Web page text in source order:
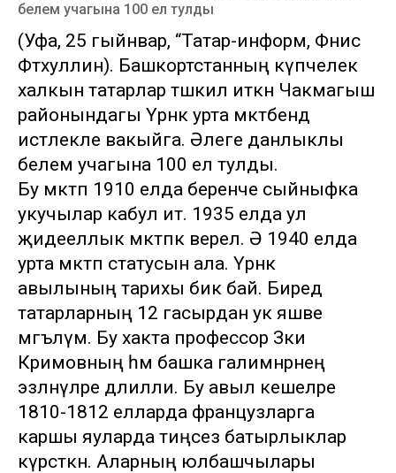
белем учагына 100 ел тулды
(Уфа, 25 гыйнвар, “Татар-информ, Фәнис
Фәтхуллин). Башкортстанның күпчелек
халкын татарлар тәшкил иткән Чакмагыш
районындагы Үрнәк урта мәктәбендә
истәлекле вакыйга. Әлеге данлыклы
белем учагына 100 ел тулды.
Бу мәктәп 1910 елда беренче сыйныфка
укучылар кабул итә. 1935 елда ул
җидееллык мәктәпкә әверелә. Ә 1940 елда
урта мәктәп статусын ала. Үрнәк
авылының тарихы бик бай. Биредә
татарларның 12 гасырдан ук яшәве
мәгълүм. Бу хакта профессор Зәки
Кәримовның һәм башка галимнәрнең
эзләнүләре дәлилли. Бу авыл кешеләре
1810-1812 елларда французларга
каршы яуларда тиңсез батырлыклар
күрсәткән. Аларның юлбашчылары